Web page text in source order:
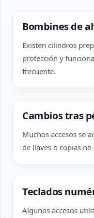
Bombines de
Existen cilindros
protección y
frecuente.
Cambios tras
Muchos accesos se
de llaves o copias
Teclados
Algunos accesos